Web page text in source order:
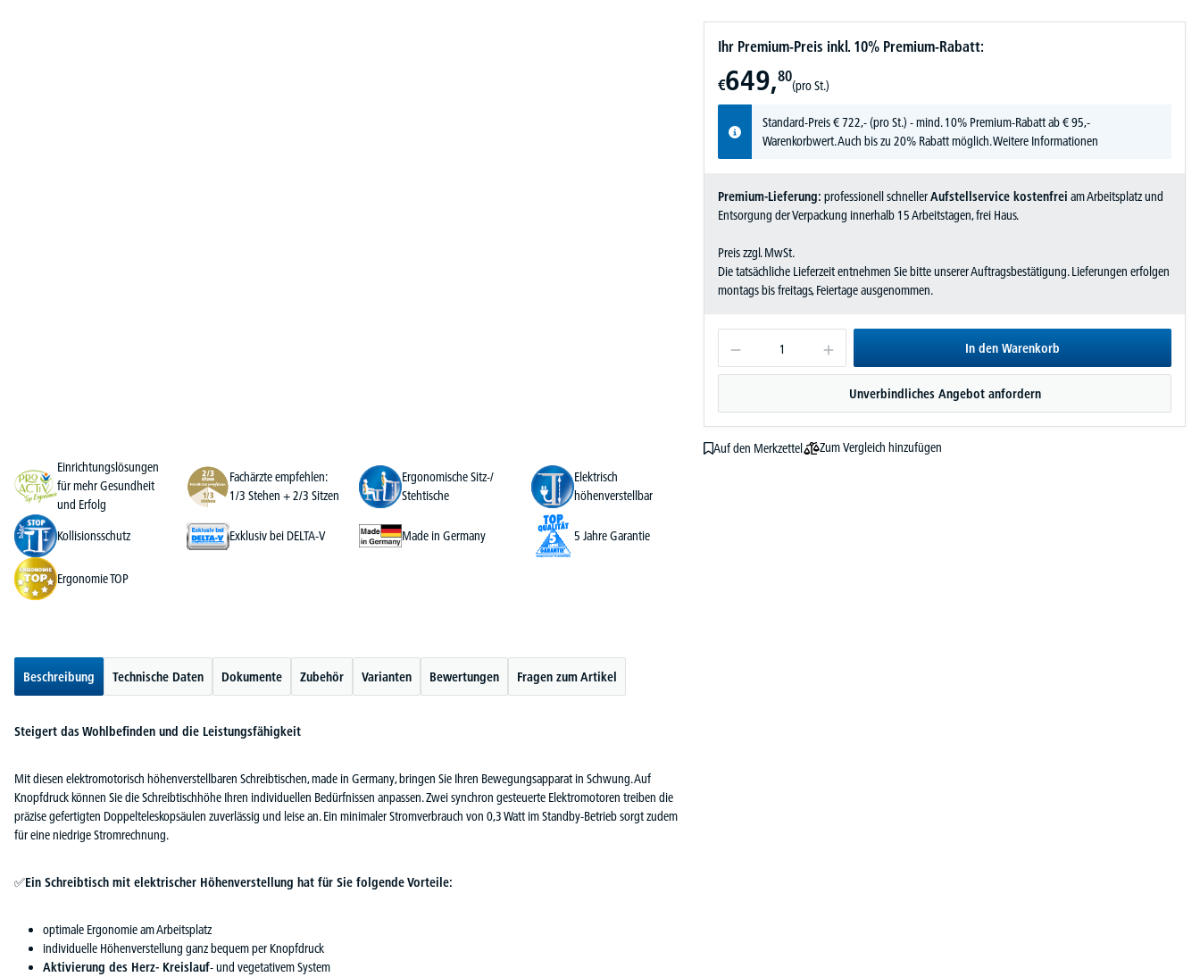
Ihr Premium-Preis inkl. 10% Premium-Rabatt:
€649,80
(pro St.)
Standard-Preis€722,-(pro St.) - mind. 10% Premium-Rabatt ab € 95,-
Warenkorbwert. Auch bis zu 20% Rabatt möglich.Weitere Informationen
Premium-Lieferung: professionell schnellerAufstellservice kostenfrei am Arbeitsplatz und
Entsorgung der Verpackung innerhalb 15 Arbeitstagen, frei Haus.
Preis zzgl. MwSt.
Die tatsächliche Lieferzeit entnehmen Sie bitte unserer Auftragsbestätigung. Lieferungen erfolgen
montags bis freitags, Feiertage ausgenommen.
In den Warenkorb
Unverbindliches Angebot anfordern
Auf den Merkzettel
Zum Vergleich hinzufügen
Einrichtungslösungen
für mehr Gesundheit
und Erfolg
Fachärzte empfehlen:
1/3 Stehen + 2/3 Sitzen
Ergonomische Sitz-/
Stehtische
Elektrisch
höhenverstellbar
Kollisionsschutz Exklusiv bei DELTA-V Made in Germany 5 Jahre Garantie
Ergonomie TOP
Beschreibung Technische Daten Dokumente Zubehör Varianten Bewertungen Fragen zum Artikel
Steigert das Wohlbefinden und die Leistungsfähigkeit
Mit diesen elektromotorisch höhenverstellbaren Schreibtischen, made in Germany, bringen Sie Ihren Bewegungsapparat in Schwung. Auf
Knopfdruck können Sie die Schreibtischhöhe Ihren individuellen Bedürfnissen anpassen. Zwei synchron gesteuerte Elektromotoren treiben die
präzise gefertigten Doppelteleskopsäulen zuverlässig und leise an. Ein minimaler Stromverbrauch von 0,3 Watt im Standby-Betrieb sorgt zudem
für eine niedrige Stromrechnung.
✅Ein Schreibtisch mit elektrischer Höhenverstellung hat für Sie folgende Vorteile:
optimale Ergonomie am Arbeitsplatz
individuelle Höhenverstellung ganz bequem per Knopfdruck
Aktivierung des Herz- Kreislauf- und vegetativem System